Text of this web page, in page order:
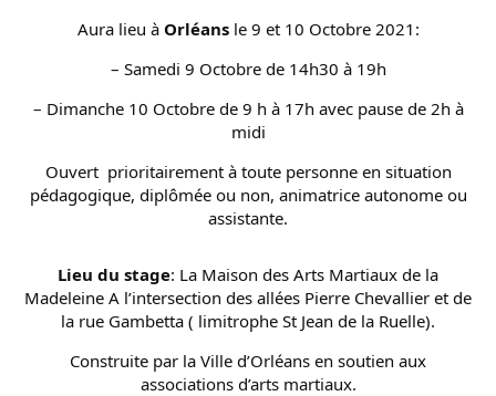
Aura lieu à Orléansle 9 et 10 Octobre 2021:
– Samedi 9 Octobre de 14h30 à 19h
– Dimanche 10 Octobre de 9 h à 17h avec pause de 2h à
midi
Ouvert prioritairement à toute personne en situation
pédagogique, diplômée ou non, animatrice autonome ou
assistante.
Lieu du stage: La Maison des Arts Martiaux de la
Madeleine A l’intersection des allées Pierre Chevallier et de
la rue Gambetta ( limitrophe St Jean de la Ruelle).
Construite par la Ville d’Orléans en soutien aux
associations d’arts martiaux.